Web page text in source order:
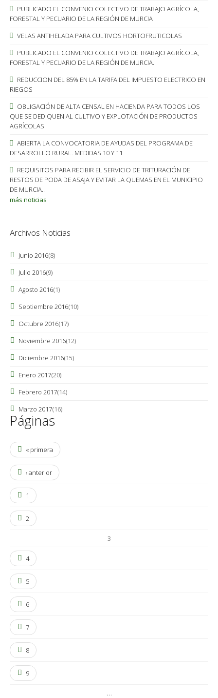
PUBLICADO EL CONVENIO COLECTIVO DE TRABAJO AGRÍCOLA,
FORESTAL Y PECUARIO DE LA REGIÓN DE MURCIA
VELAS ANTIHELADA PARA CULTIVOS HORTOFRUTICOLAS
PUBLICADO EL CONVENIO COLECTIVO DE TRABAJO AGRÍCOLA,
FORESTAL Y PECUARIO DE LA REGIÓN DE MURCIA.
REDUCCION DEL 85% EN LA TARIFA DEL IMPUESTO ELECTRICO EN
RIEGOS
OBLIGACIÓN DE ALTA CENSAL EN HACIENDA PARA TODOS LOS
QUE SE DEDIQUEN AL CULTIVO Y EXPLOTACIÓN DE PRODUCTOS
AGRÍCOLAS
ABIERTA LA CONVOCATORIA DE AYUDAS DEL PROGRAMA DE
DESARROLLO RURAL. MEDIDAS 10 Y 11
REQUISITOS PARA RECIBIR EL SERVICIO DE TRITURACIÓN DE
RESTOS DE PODA DE ASAJA Y EVITAR LA QUEMAS EN EL MUNICIPIO
DE MURCIA..
más noticias
Archivos Noticias
Junio 2016(8)
Julio 2016(9)
Agosto 2016(1)
Septiembre 2016(10)
Octubre 2016(17)
Noviembre 2016(12)
Diciembre 2016(15)
Enero 2017(20)
Febrero 2017(14)
Marzo 2017(16)
Páginas
« primera
‹ anterior
1
2
3
4
5
6
7
8
9
…